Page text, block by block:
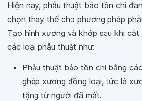
Hiện nay, phẫu thuật bảo tồn chi
chọn thay thế cho phương pháp
Tạo hình xương và khớp sau khi
các loại phẫu thuật như:
Phẫu thuật bảo tồn chi bằng
ghép xương đồng loại, tức là
tặng từ người đã mất.